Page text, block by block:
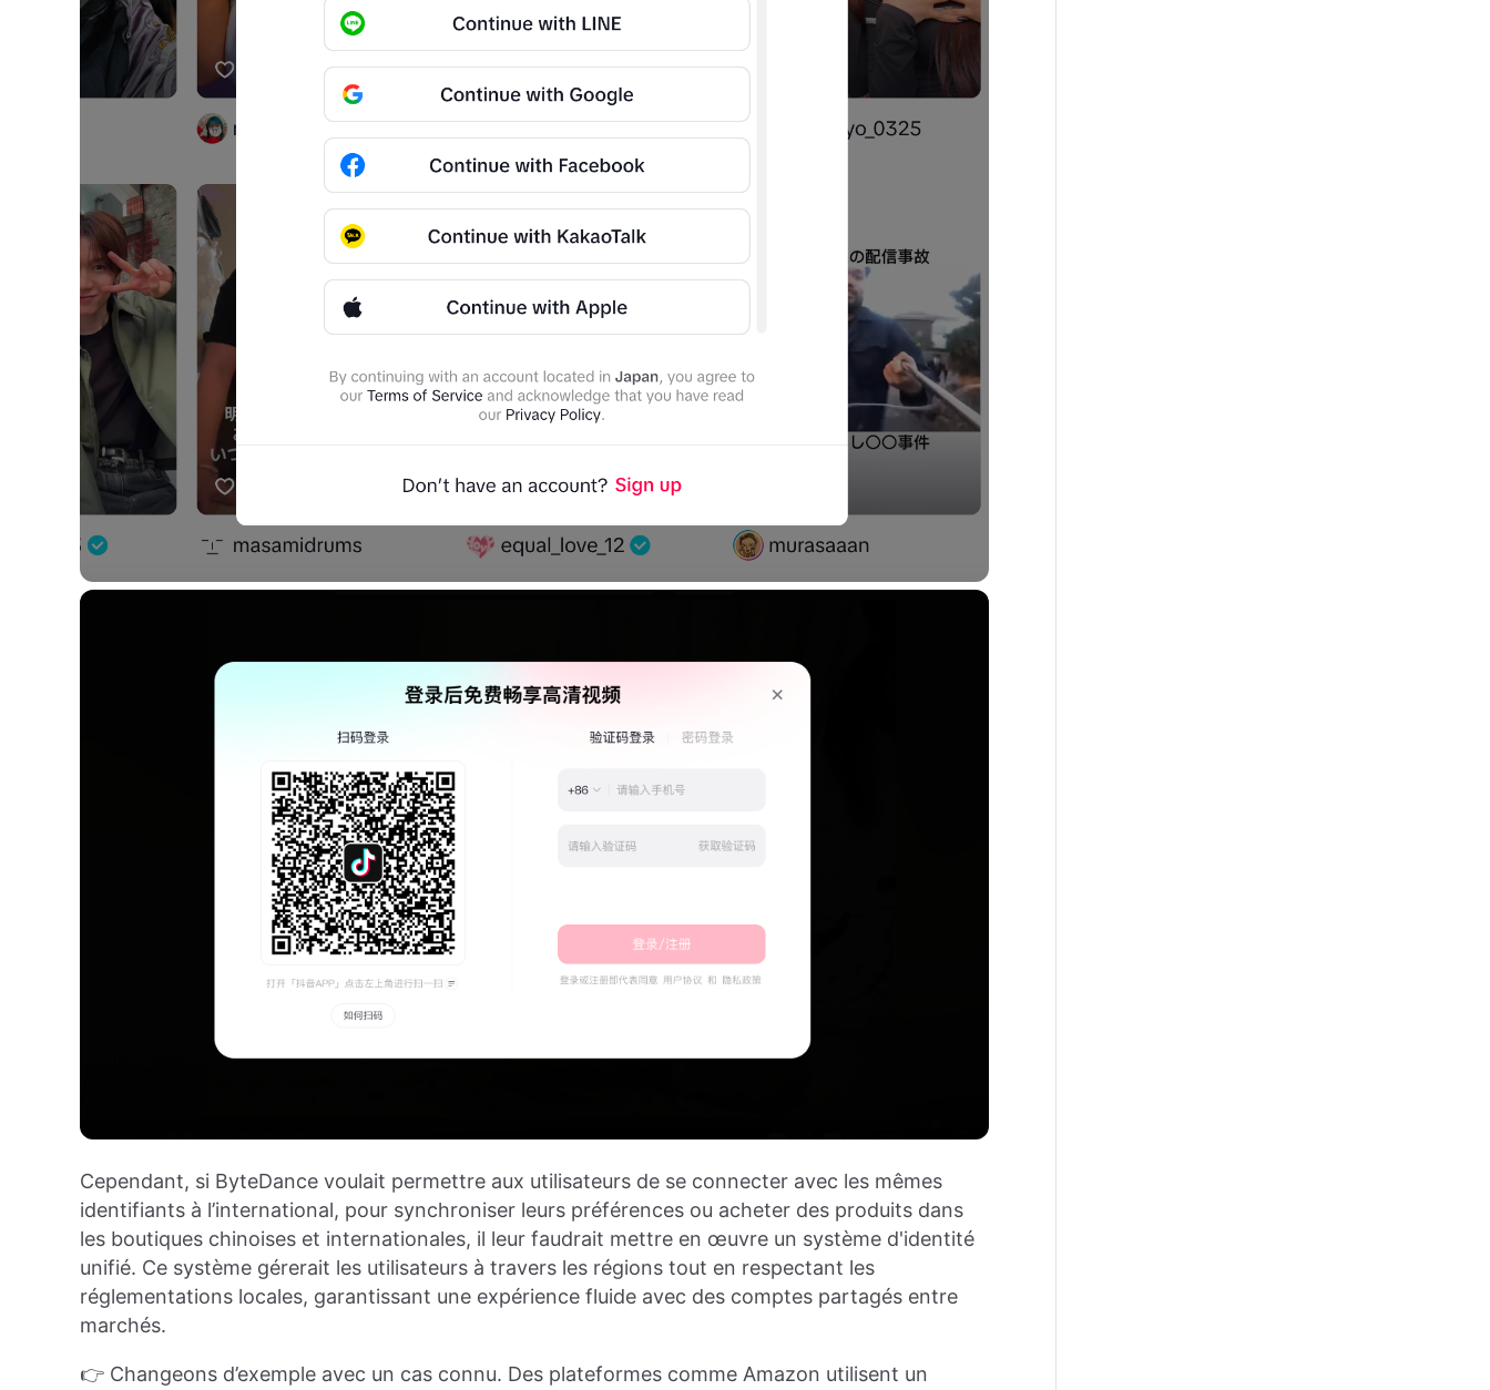
Cependant, si ByteDance voulait permettre aux utilisateurs de se connecter avec les mêmes
identifiants à l’international, pour synchroniser leurs préférences ou acheter des produits dans
les boutiques chinoises et internationales, il leur faudrait mettre en œuvre un système d'identité
unifié. Ce système gérerait les utilisateurs à travers les régions tout en respectant les
réglementations locales, garantissant une expérience fluide avec des comptes partagés entre
marchés.
👉 Changeons d’exemple avec un cas connu. Des plateformes comme Amazon utilisent un